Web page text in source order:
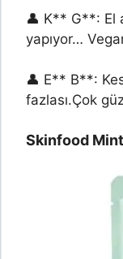
👤 K** G**: El
yapıyor…
👤 E** B**:
fazlası.Çok
Skinfood